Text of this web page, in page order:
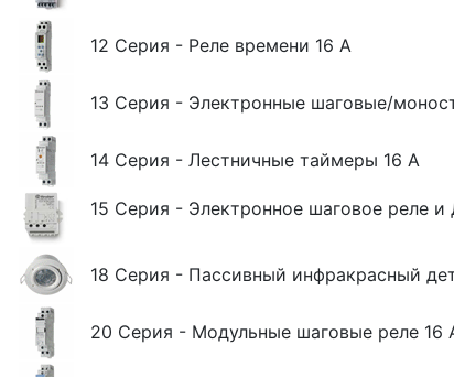
12 Серия - Реле времени 16 A
13 Серия - Электронные шаговые/
14 Серия - Лестничные таймеры 16 A
15 Серия - Электронное шаговое реле
18 Серия - Пассивный инфракрасный
20 Серия - Модульные шаговые реле 16